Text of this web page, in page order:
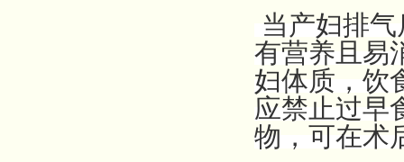
当产妇排
有营养且易
妇体质，饮
应禁止过早
物，可在术